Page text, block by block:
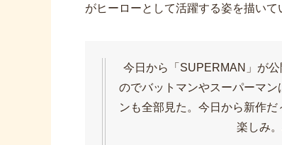
がヒーローとして活躍する姿を描いて
今日から「SUPERMAN」が
のでバットマンやスーパーマ
ンも全部見た。今日から新作
楽しみ。